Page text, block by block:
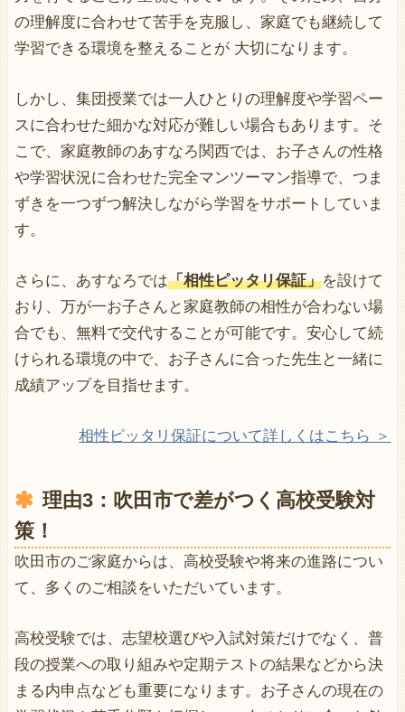
の理解度に合わせて苦手を克服し、家庭でも継続して
学習できる環境を整えることが 大切になります。
しかし、集団授業では一人ひとりの理解度や学習ペー
スに合わせた細かな対応が難しい場合もあります。そ
こで、家庭教師のあすなろ関西では、お子さんの性格
や学習状況に合わせた完全マンツーマン指導で、つま
ずきを一つずつ解決しながら学習をサポートしていま
す。
さらに、あすなろでは「相性ピッタリ保証」を設けて
おり、万が一お子さんと家庭教師の相性が合わない場
合でも、無料で交代することが可能です。安心して続
けられる環境の中で、お子さんに合った先生と一緒に
成績アップを目指せます。
相性ピッタリ保証について詳しくはこちら ＞
理由3： 吹田市で差がつく高校受験対
策！
吹田市のご家庭からは、高校受験や将来の進路につい
て、多くのご相談をいただいています。
高校受験では、志望校選びや入試対策だけでなく、普
段の授業への取り組みや定期テストの結果などから決
まる内申点なども重要になります。お子さんの現在の